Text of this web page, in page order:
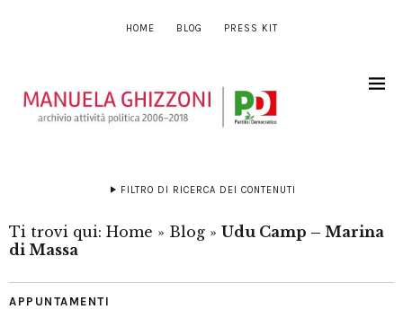
HOME BLOG PRESS KIT
FILTRO DI RICERCA DEI CONTENUTI
Ti trovi qui: Home » Blog » Udu Camp – Marina
di Massa
APPUNTAMENTI